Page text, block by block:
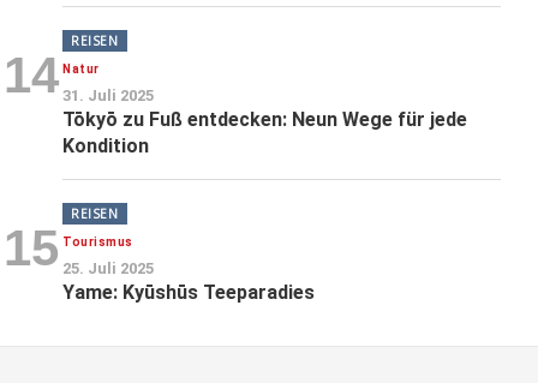
14
REISEN
Natur
31. Juli 2025
Tōkyō zu Fuß entdecken: Neun Wege für jede
Kondition
15
REISEN
Tourismus
25. Juli 2025
Yame: Kyūshūs Teeparadies